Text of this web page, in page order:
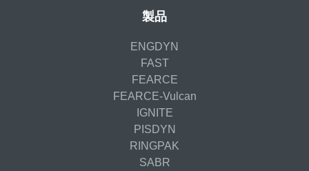
製品
ENGDYN
FAST
FEARCE
FEARCE-Vulcan
IGNITE
PISDYN
RINGPAK
SABR